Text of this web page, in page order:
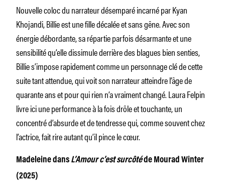
Nouvelle coloc du narrateur désemparé incarné par Kyan
Khojandi, Billie est une fille décalée et sans gêne. Avec son
énergie débordante, sa répartie parfois désarmante et une
sensibilité qu’elle dissimule derrière des blagues bien senties,
Billie s’impose rapidement comme un personnage clé de cette
suite tant attendue, qui voit son narrateur atteindre l’âge de
quarante ans et pour qui rien n’a vraiment changé. Laura Felpin
livre ici une performance à la fois drôle et touchante, un
concentré d’absurde et de tendresse qui, comme souvent chez
l’actrice, fait rire autant qu’il pince le cœur.
Madeleine dans L’Amour c’est surcôtéde Mourad Winter
(2025)